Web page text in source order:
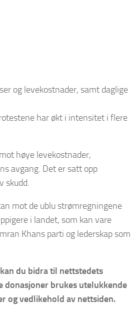
og levekostnader, samt daglige
har økt i intensitet i flere
høye levekostnader,
avgang. Det er satt opp
skudd.
mot de ublu strømregningene
i landet, som kan vare
Khans parti og lederskap som
du bidra til nettstedets
donasjoner brukes utelukkende
og vedlikehold av nettsiden.